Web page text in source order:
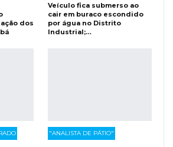
dos
Veículo fica submerso ao
cair em buraco escondido
por água no Distrito
Industrial;…
"ANALISTA DE PÁTIO"